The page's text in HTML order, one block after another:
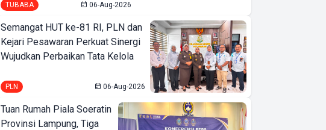
TUBABA 06-Aug-2026
Semangat HUT ke-81 RI, PLN dan
Kejari Pesawaran Perkuat Sinergi
Wujudkan Perbaikan Tata Kelola
PLN 06-Aug-2026
Tuan Rumah Piala Soeratin
Provinsi Lampung, Tiga